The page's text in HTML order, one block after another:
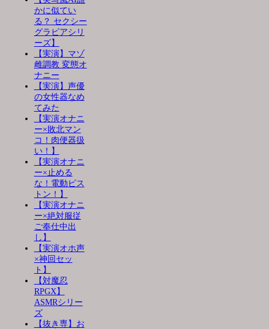
かに似てい
る？ セクシー
グラビアシリ
ーズ】
【実演】マゾ
雌調教 変態オ
ナニー
【実演】声優
の女性器なめ
てみた
【実演オナニ
ー×敗北マン
コ！肉便器扱
い！】
【実演オナニ
ー×止める
な！電動ピス
トン！】
【実演オナニ
ー×絶対服従
ご奉仕中出
し】
【実演オホ声
×神回セッ
ト】
【対魔忍
RPGX】
ASMRシリー
ズ
【抜き専】お